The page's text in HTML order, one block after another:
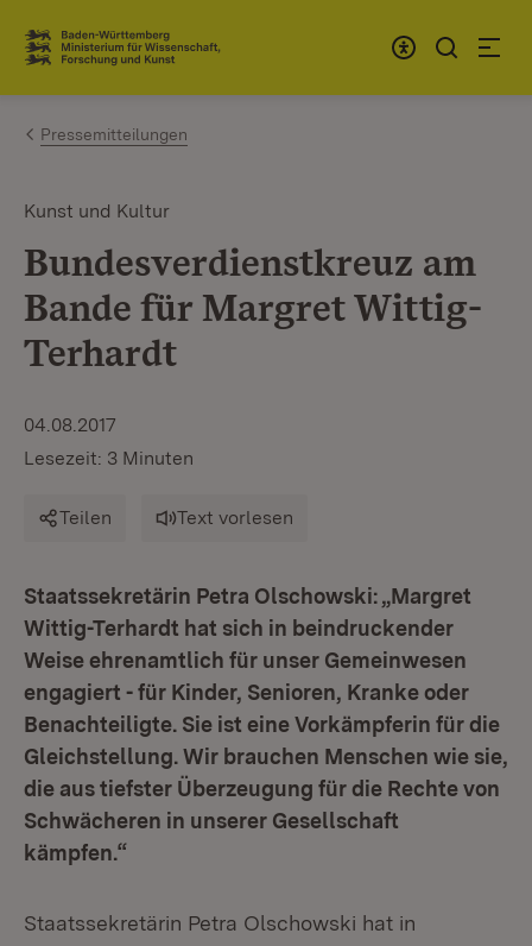
Zum Inhalt springen
Link zur Startseite
Pressemitteilungen
Kunst und Kultur
Bundesverdienstkreuz am
Bande für Margret Wittig-
Terhardt
04.08.2017
Lesezeit: 3 Minuten
Teilen Text vorlesen
Staatssekretärin Petra Olschowski: „Margret
Wittig-Terhardt hat sich in beindruckender
Weise ehrenamtlich für unser Gemeinwesen
engagiert - für Kinder, Senioren, Kranke oder
Benachteiligte. Sie ist eine Vorkämpferin für die
Gleichstellung. Wir brauchen Menschen wie sie,
die aus tiefster Überzeugung für die Rechte von
Schwächeren in unserer Gesellschaft
kämpfen.“
Staatssekretärin Petra Olschowski hat in